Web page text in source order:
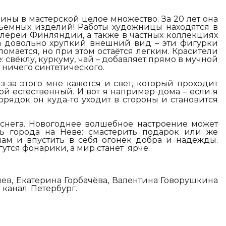
в мастерской целое множество. За 20 лет она
изделий! Работы художницы находятся в
Финляндии, а также в частных коллекциях
хрупкий внешний вид – эти фигурки
но при этом остаётся легким. Красители
свёклу, куркуму, чай – добавляет прямо в мучной
синтетического.
за этого мне кажется и свет, который проходит
естественный. И вот я например дома – если я
он куда-то уходит в стороны и становится
Новогоднее волшебное настроение может
города на Неве: смастерить подарок или же
и впустить в себя огонёк добра и надежды.
фонарики, а мир станет ярче.
Екатерина Горбачёва, Валентина Говорушкина
Петербург.